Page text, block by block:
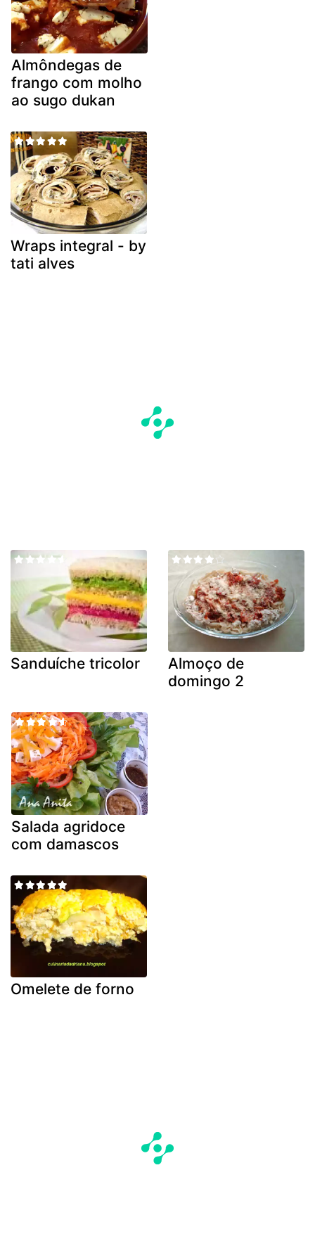
Almôndegas de
frango com molho
ao sugo dukan
Wraps integral - by
tati alves
Sanduíche tricolor
Almoço de
domingo 2
Salada agridoce
com damascos
Omelete de forno